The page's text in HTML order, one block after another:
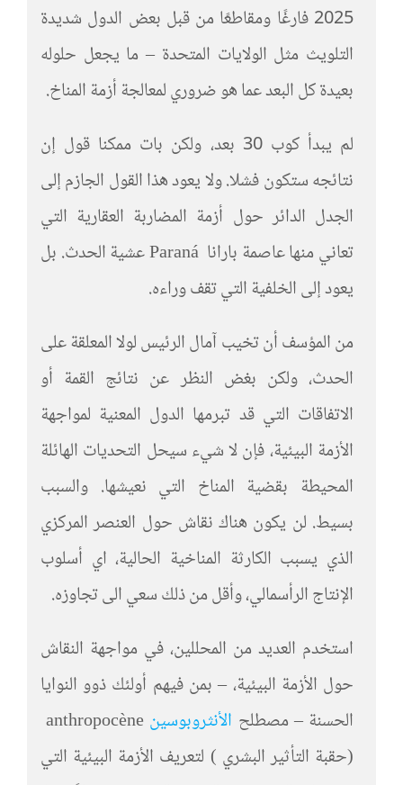
2025 فارغًا ومقاطعًا من قبل بعض الدول شديدة
التلويث مثل الولايات المتحدة – ما يجعل حلوله
بعيدة كل البعد عما هو ضروري لمعالجة أزمة المناخ.
لم يبدأ كوب 30 بعد، ولكن بات ممكنا قول إن
نتائجه ستكون فشلا. ولا يعود هذا القول الجازم إلى
الجدل الدائر حول أزمة المضاربة العقارية التي
تعاني منها عاصمة بارانا Paraná عشية الحدث. بل
يعود إلى الخلفية التي تقف وراءه.
من المؤسف أن تخيب آمال الرئيس لولا المعلقة على
الحدث، ولكن بغض النظر عن نتائج القمة أو
الاتفاقات التي قد تبرمها الدول المعنية لمواجهة
الأزمة البيئية، فإن لا شيء سيحل التحديات الهائلة
المحيطة بقضية المناخ التي نعيشها. والسبب
بسيط. لن يكون هناك نقاش حول العنصر المركزي
الذي يسبب الكارثة المناخية الحالية، اي أسلوب
الإنتاج الرأسمالي، وأقل من ذلك سعي الى تجاوزه.
استخدم العديد من المحللين، في مواجهة النقاش
حول الأزمة البيئية، – بمن فيهم أولئك ذوو النوايا
الحسنة – مصطلح الأنثروبوسين
anthropocène
(حقبة التأثير البشري ) لتعريف الأزمة البيئية التي